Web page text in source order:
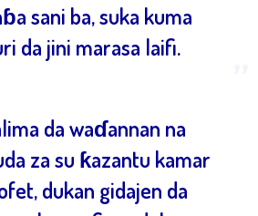
sani ba, suka kuma
da jini marasa laifi.
da waɗannan na
za su ƙazantu kamar
dukan gidajen da